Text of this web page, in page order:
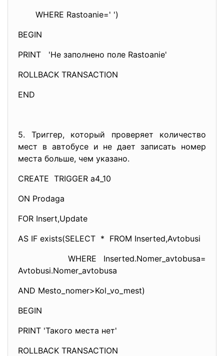
WHERE Rastoanie=' ')
BEGIN
PRINT 'Не заполнено поле Rastoanie'
ROLLBACK TRANSACTION
END
5. Триггер, который проверяет количество
мест в автобусе и не дает записать номер
места больше, чем указано.
CREATE TRIGGER a4_10
ON Prodaga
FOR Insert,Update
AS IF exists(SELECT * FROM Inserted,Avtobusi
WHERE Inserted.Nomer_avtobusa=
Avtobusi.Nomer_avtobusa
AND Mesto_nomer>Kol_vo_mest)
BEGIN
PRINT 'Такого места нет'
ROLLBACK TRANSACTION